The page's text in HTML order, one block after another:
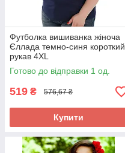
Футболка вишиванка жіноча
Єллада темно-синя короткий
рукав 4XL
Готово до відправки 1 од.
519 ₴ 576,67 ₴
Купити